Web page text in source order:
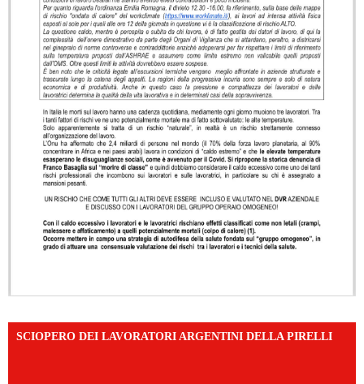
SCIOPERO DEI LAVORATORI ARGENTINI DELLA PIRELLI